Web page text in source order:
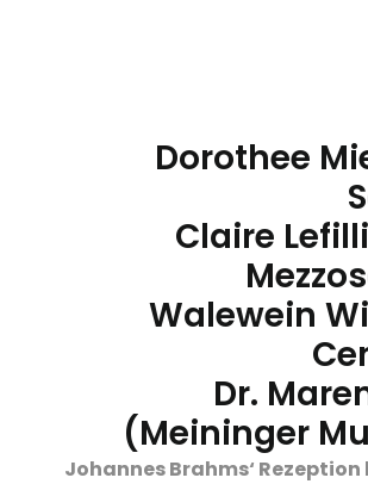
Dorothee
Claire
Walewein
Dr.
(Meininger
Johannes Brahms‘